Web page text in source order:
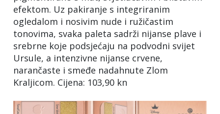
efektom. Uz pakiranje s integriranim
ogledalom i nosivim nude i ružičastim
tonovima, svaka paleta sadrži nijanse plave i
srebrne koje podsjećaju na podvodni svijet
Ursule, a intenzivne nijanse crvene,
narančaste i smeđe nadahnute Zlom
Kraljicom. Cijena: 103,90 kn